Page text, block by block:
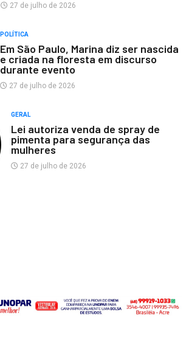
27 de julho de 2026
POLÍTICA
Em São Paulo, Marina diz ser nascida
e criada na floresta em discurso
durante evento
27 de julho de 2026
GERAL
Lei autoriza venda de spray de
pimenta para segurança das
mulheres
27 de julho de 2026